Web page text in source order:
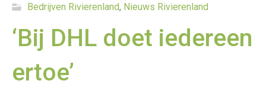
Bedrijven Rivierenland, Nieuws Rivierenland
‘Bij DHL doet iedereen
ertoe’